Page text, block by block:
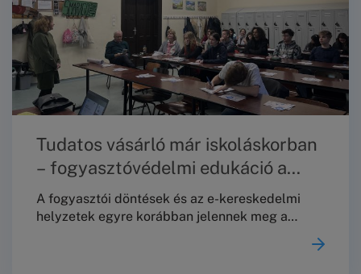
Tudatos vásárló már iskoláskorban
– fogyasztóvédelmi edukáció a
Toldyban
A fogyasztói döntések és az e-kereskedelmi
helyzetek egyre korábban jelennek meg a